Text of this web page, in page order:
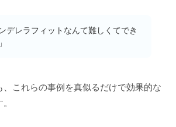
ンデレラフィットなんて難しくてでき
、これらの事例を真似るだけで効果的な